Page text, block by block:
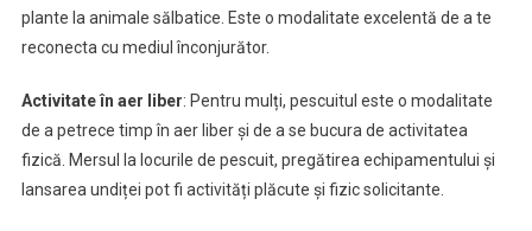
plante la animale sălbatice. Este o modalitate excelentă de a te
reconecta cu mediul înconjurător.
Activitate în aer liber: Pentru mulți, pescuitul este o modalitate
de a petrece timp în aer liber și de a se bucura de activitatea
fizică. Mersul la locurile de pescuit, pregătirea echipamentului și
lansarea undiței pot fi activități plăcute și fizic solicitante.